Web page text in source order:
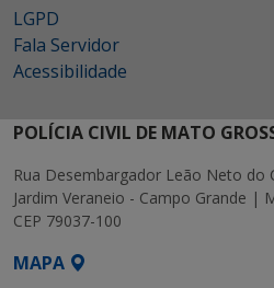
LGPD
Fala Servidor
Acessibilidade
POLÍCIA CIVIL DE MATO
Rua Desembargador Leão Neto do
Jardim Veraneio - Campo Grande |
CEP 79037-100
MAPA